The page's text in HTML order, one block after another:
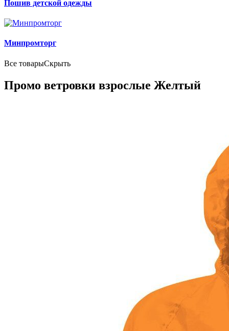
Пошив детской одежды
Минпромторг
Все товарыСкрыть
Промо ветровки взрослые Желтый